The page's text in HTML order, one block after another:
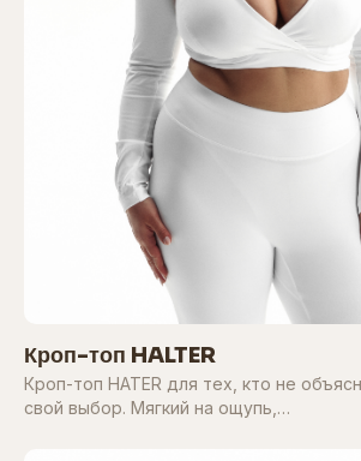
Кроп-топ HALTER
Кроп-топ HATER для тех, кто не
свой выбор. Мягкий на ощупь,…